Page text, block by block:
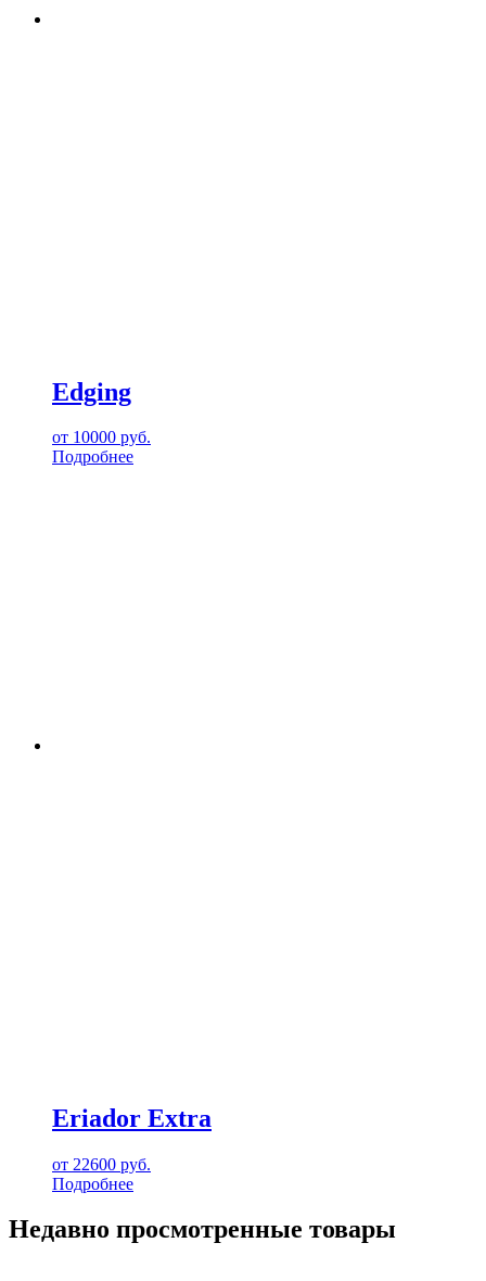
Edging
от 10000 руб.
Подробнее
Eriador Extra
от 22600 руб.
Подробнее
Недавно просмотренные товары